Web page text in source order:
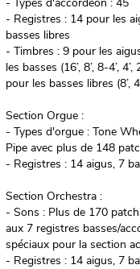
- Registres : 14 pour les
basses libres
- Timbres : 9 pour les aigus
les basses (16’, 8’, 8-4’,
pour les basses libres (8’,
Section Orgue :
- Types d'orgue : Tone
Pipe avec plus de 148
- Registres : 14 aigus, 7
Section Orchestra :
- Sons : Plus de 170
aux 7 registres basses/
spéciaux pour la section
- Registres : 14 aigus, 7